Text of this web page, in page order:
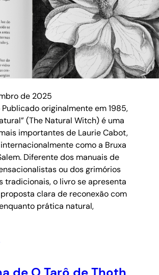
de 2025
originalmente em 1985,
(The Natural Witch) é uma
importantes de Laurie Cabot,
como a Bruxa
Diferente dos manuais de
ou dos grimórios
tradicionais, o livro se apresenta
clara de reconexão com
prática natural,